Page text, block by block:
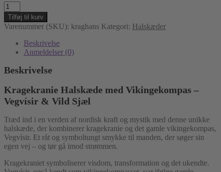
Kragekranie
Halskæde
med
Vikingekompas
antal
Tilføj til kurv
Varenummer (SKU): kraghans Kategori: Halskæder
Beskrivelse
Anmeldelser (0)
Beskrivelse
Kragekranie Halskæde med Vikingekompas –
Vegvísir & Vild Sjæl
Træd ind i en verden af nordisk kraft og mystik med denne unikke
halskæde, der kombinerer kragekranie og det gamle vikingekompas,
Vegvísir. Et råt og symboltungt smykke til manden, der søger sin
egen vej – og tør gå imod strømmen.
Kragekraniet symboliserer visdom, transformation og det ukendte.